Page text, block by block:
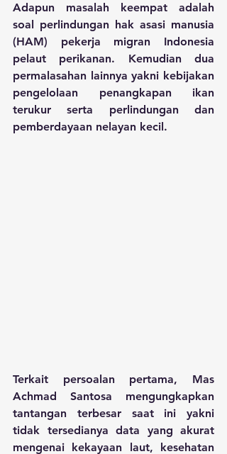
Adapun masalah keempat adalah
soal perlindungan hak asasi manusia
(HAM) pekerja migran Indonesia
pelaut perikanan. Kemudian dua
permalasahan lainnya yakni kebijakan
pengelolaan penangkapan ikan
terukur serta perlindungan dan
pemberdayaan nelayan kecil.
Terkait persoalan pertama, Mas
Achmad Santosa mengungkapkan
tantangan terbesar saat ini yakni
tidak tersedianya data yang akurat
mengenai kekayaan laut, kesehatan